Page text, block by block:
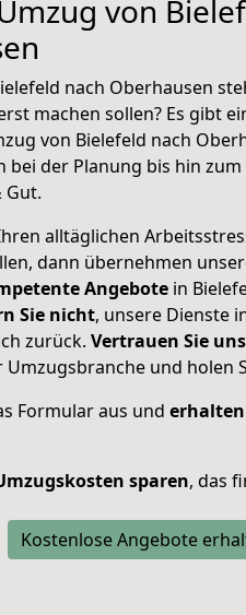
von
nach Oberhausen
machen sollen? Es gibt
von Bielefeld nach
bei der Planung bis hin
Gut.
alltäglichen
dann übernehmen
Angebote in
Sie nicht, unsere Dienste
zurück. Vertrauen Sie
Umzugsbranche und holen
Formular aus und
sparen, das
Kostenlose Angebote